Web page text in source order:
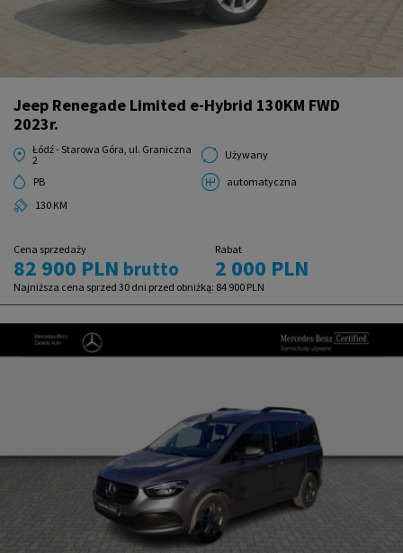
Jeep Renegade Limited e-Hybrid 130KM FWD
2023r.
Łódź - Starowa Góra, ul. Graniczna
2
Używany
PB
automatyczna
130 KM
Cena sprzedaży
82 900 PLN brutto
Rabat
2 000 PLN
Najniższa cena sprzed 30 dni przed obniżką: 84 900 PLN